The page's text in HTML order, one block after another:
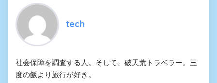
tech
社会保障を調査する人。そして、破天荒トラベラー。三
度の飯より旅行が好き。